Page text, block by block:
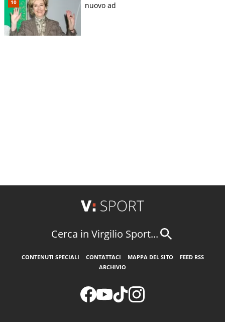
nuovo ad
Cerca in Virgilio Sport...
CONTENUTI SPECIALI CONTATTACI MAPPA DEL SITO
FEED RSS
ARCHIVIO